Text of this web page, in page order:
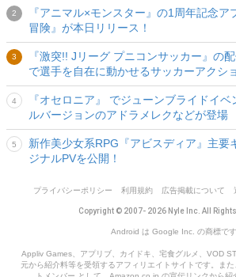
『アニマル×モンスター』の1周年記念
冒険』が本日リリース！
『激突!! Jリーグ プニコンサッカー』の
で選手を自在に動かせるサッカーアクシ
『オセロニア』 でジューンブライドイ
ルバージョンのアドラメレクなどが登場
新作美少女系RPG『アビスディア』主要
ジナルPVを公開！
プライバシーポリシー 利用規約 広告掲載について
Copyright © 2007- 2026 Nyle Inc. All Rights
Android は Google Inc. の商標です
Appliv Games、アプリブ、カイドキ、宅食グルメ、VOD
元から紹介料等を受領するアフィリエイトサイトです。ま